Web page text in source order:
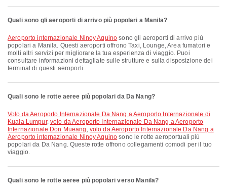
Quali sono gli aeroporti di arrivo più popolari a Manila?
Aeroporto internazionale Ninoy Aquino sono gli aeroporti di arrivo più
popolari a Manila. Questi aeroporti offrono Taxi, Lounge, Area fumatori e
molti altri servizi per migliorare la tua esperienza di viaggio. Puoi
consultare informazioni dettagliate sulle strutture e sulla disposizione dei
terminal di questi aeroporti.
Quali sono le rotte aeree più popolari da Da Nang?
volo da Aeroporto Internazionale Da Nang a Aeroporto Internazionale di
Kuala Lumpur, volo da Aeroporto Internazionale Da Nang a Aeroporto
Internazionale Don Mueang , volo da Aeroporto Internazionale Da Nang a
Aeroporto internazionale Ninoy Aquino sono le rotte aeroportuali più
popolari da Da Nang. Queste rotte offrono collegamenti comodi per il tuo
viaggio.
Quali sono le rotte aeree più popolari verso Manila?